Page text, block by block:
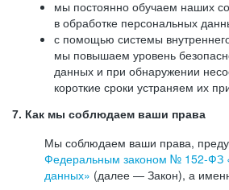
мы постоянно обучаем наших
в обработке персональных
с помощью системы
мы повышаем уровень
данных и при обнаружении
короткие сроки устраняем их
7. Как мы соблюдаем ваши права
Мы соблюдаем ваши права,
Федеральным законом № 152-ФЗ
данных» (далее — Закон), а